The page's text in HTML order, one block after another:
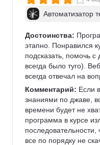
Автоматизатор
Достоинства:
этапно. Понравился
подсказать, помочь
всегда было туго).
всегда отвечал на
Комментарий: Если
знаниями по джаве,
времени будет не
программа в курсе
последовательности,
все по порядку не